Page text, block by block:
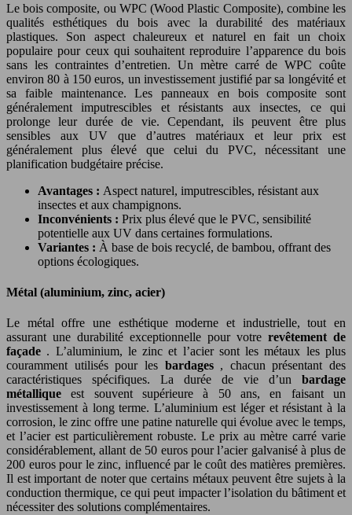
Le bois composite, ou WPC (Wood Plastic Composite), combine les
qualités esthétiques du bois avec la durabilité des matériaux
plastiques. Son aspect chaleureux et naturel en fait un choix
populaire pour ceux qui souhaitent reproduire l’apparence du bois
sans les contraintes d’entretien. Un mètre carré de WPC coûte
environ 80 à 150 euros, un investissement justifié par sa longévité et
sa faible maintenance. Les panneaux en bois composite sont
généralement imputrescibles et résistants aux insectes, ce qui
prolonge leur durée de vie. Cependant, ils peuvent être plus
sensibles aux UV que d’autres matériaux et leur prix est
généralement plus élevé que celui du PVC, nécessitant une
planification budgétaire précise.
Avantages : Aspect naturel, imputrescibles, résistant aux
insectes et aux champignons.
Inconvénients : Prix plus élevé que le PVC, sensibilité
potentielle aux UV dans certaines formulations.
Variantes : À base de bois recyclé, de bambou, offrant des
options écologiques.
Métal (aluminium, zinc, acier)
Le métal offre une esthétique moderne et industrielle, tout en
assurant une durabilité exceptionnelle pour votre revêtement de
façade . L’aluminium, le zinc et l’acier sont les métaux les plus
couramment utilisés pour les bardages , chacun présentant des
caractéristiques spécifiques. La durée de vie d’un bardage
métalliqueest souvent supérieure à 50 ans, en faisant un
investissement à long terme. L’aluminium est léger et résistant à la
corrosion, le zinc offre une patine naturelle qui évolue avec le temps,
et l’acier est particulièrement robuste. Le prix au mètre carré varie
considérablement, allant de 50 euros pour l’acier galvanisé à plus de
200 euros pour le zinc, influencé par le coût des matières premières.
Il est important de noter que certains métaux peuvent être sujets à la
conduction thermique, ce qui peut impacter l’isolation du bâtiment et
nécessiter des solutions complémentaires.